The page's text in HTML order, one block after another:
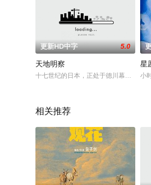
更新HD中字 5.0
天地明察
十七世纪的日本，正处于德川幕府统治
星
小
相关推荐